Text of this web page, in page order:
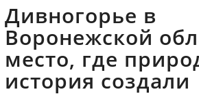
Дивногорье в
Воронежской
место, где
история создали